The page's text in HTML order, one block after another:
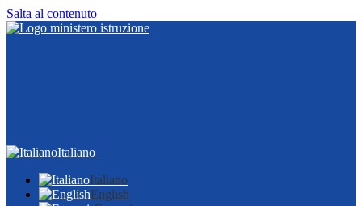
Salta al contenuto
Italiano
Italiano
English